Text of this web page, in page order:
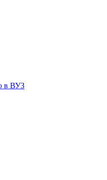
в ВУЗ